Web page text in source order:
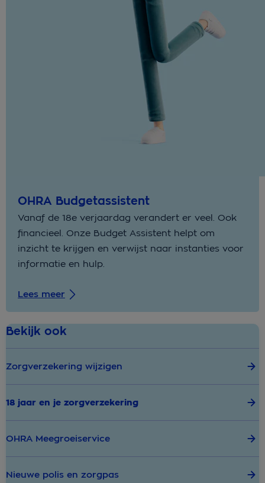
OHRA Budgetassistent
Vanaf de 18e verjaardag verandert er veel. Ook
financieel. Onze Budget Assistent helpt om
inzicht te krijgen en verwijst naar instanties voor
informatie en hulp.
Lees meer
Bekijk ook
Zorgverzekering wijzigen
18 jaar en je zorgverzekering
OHRA Meegroeiservice
Nieuwe polis en zorgpas